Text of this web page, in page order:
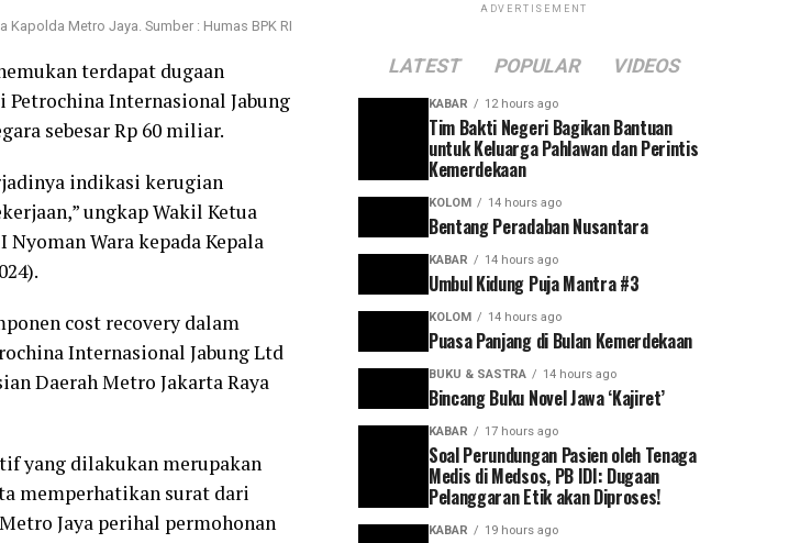
Kapolda Metro Jaya. Sumber : Humas BPK RI
terdapat dugaan
Petrochina Internasional Jabung
sebesar Rp 60 miliar.
indikasi kerugian
ungkap Wakil Ketua
Wara kepada Kepala
cost recovery dalam
Internasional Jabung Ltd
Daerah Metro Jakarta Raya
yang dilakukan merupakan
memperhatikan surat dari
Jaya perihal permohonan
ADVERTISEMENT
LATEST POPULAR VIDEOS
KABAR 12 hours ago
Tim Bakti Negeri Bagikan Bantuan
untuk Keluarga Pahlawan dan Perintis
Kemerdekaan
KOLOM 14 hours ago
Bentang Peradaban Nusantara
KABAR 14 hours ago
Umbul Kidung Puja Mantra #3
KOLOM 14 hours ago
Puasa Panjang di Bulan Kemerdekaan
BUKU & SASTRA 14 hours ago
Bincang Buku Novel Jawa ‘Kajiret’
KABAR 17 hours ago
Soal Perundungan Pasien oleh Tenaga
Medis di Medsos, PB IDI: Dugaan
Pelanggaran Etik akan Diproses!
KABAR 19 hours ago